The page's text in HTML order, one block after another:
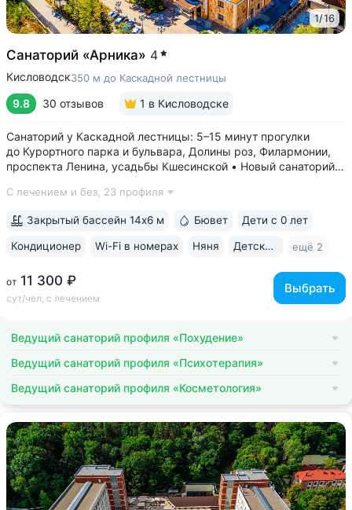
1/16
Санаторий «Арника» 4
Кисловодск350 м до Каскадной лестницы
9.8 30 отзывов 1 в Кисловодске
Санаторий у Каскадной лестницы: 5–15 минут прогулки
до Курортного парка и бульвара, Долины роз, Филармонии,
проспекта Ленина, усадьбы Кшесинской • Новый санаторий,
положительные. Многие гости отмечают, что санаторий
С лечением и без, 23 профиля
от 11 300 ₽
сут/чел, с лечением
Выбрать
Закрытый бассейн 14х6 м Бювет Дети с 0 лет
Кондиционер Wi-Fi в номерах Няня Детская комната ещё 2
Ведущий санаторий профиля «Похудение»
Ведущий санаторий профиля «Психотерапия»
Ведущий санаторий профиля «Косметология»